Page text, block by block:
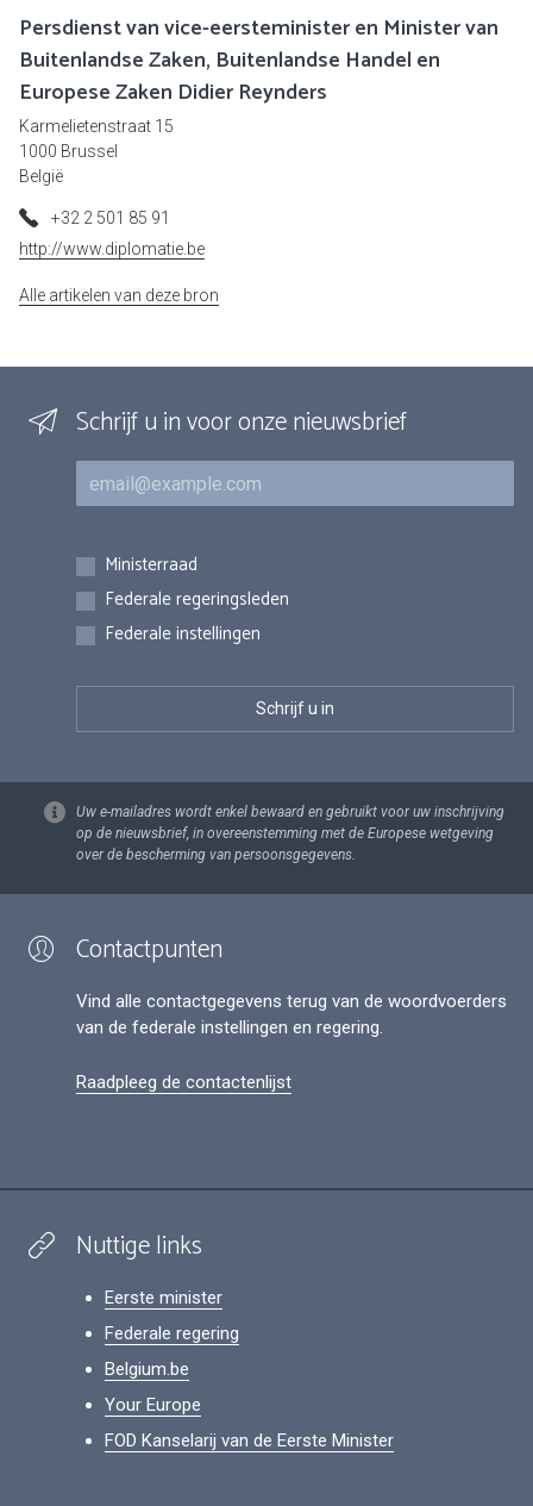
Persdienst van vice-eersteminister en Minister van
Buitenlandse Zaken, Buitenlandse Handel en
Europese Zaken Didier Reynders
Karmelietenstraat 15
1000 Brussel
België
+32 2 501 85 91
http://www.diplomatie.be
Alle artikelen van deze bron
Schrijf u in voor onze nieuwsbrief
E-mail
Inschrijvingen
Ministerraad
Federale regeringsleden
Federale instellingen
Uw e-mailadres wordt enkel bewaard en gebruikt voor uw inschrijving
op de nieuwsbrief, in overeenstemming met de Europese wetgeving
over de bescherming van persoonsgegevens.
Contactpunten
Vind alle contactgegevens terug van de woordvoerders
van de federale instellingen en regering.
Raadpleeg de contactenlijst
Nuttige links
Eerste minister
Federale regering
Belgium.be
Your Europe
FOD Kanselarij van de Eerste Minister